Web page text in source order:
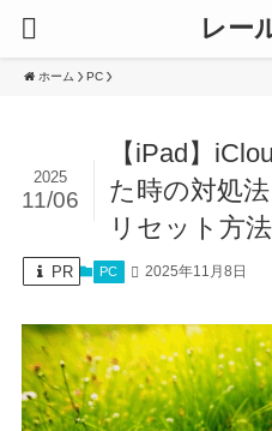
レー
ホーム PC
【iPad】
た時の対処
リセット方法
2025
11/06
PR PC 2025年11月8日